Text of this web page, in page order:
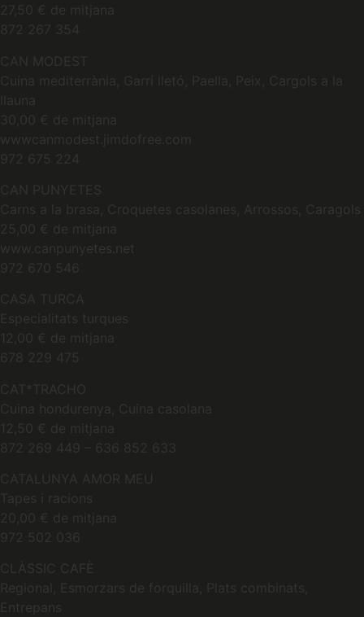
27,50 € de mitjana
872 267 354
CAN MODEST
Cuina mediterrània, Garrí lletó, Paella, Peix, Cargols a la
llauna
30,00 € de mitjana
wwwcanmodest.jimdofree.com
972 675 224
CAN PUNYETES
Carns a la brasa, Croquetes casolanes, Arrossos, Caragols
25,00 € de mitjana
www.canpunyetes.net
972 670 546
CASA TURCA
Especialitats turques
12,00 € de mitjana
678 229 475
CAT*TRACHO
Cuina hondurenya, Cuina casolana
12,50 € de mitjana
872 269 449 – 636 852 633
CATALUNYA AMOR MEU
Tapes i racions
20,00 € de mitjana
972 502 036
CLÀSSIC CAFÈ
Regional, Esmorzars de forquilla, Plats combinats,
Entrepans